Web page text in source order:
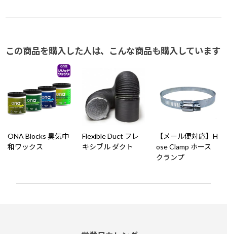
この商品を購入した人は、こんな商品も購入しています
ONA Blocks 臭気中
和ワックス
Flexible Duct フレ
キシブル ダクト
【メール便対応】H
ose Clamp ホース
クランプ